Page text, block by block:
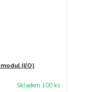
(I/O)
Skladem 100 ks